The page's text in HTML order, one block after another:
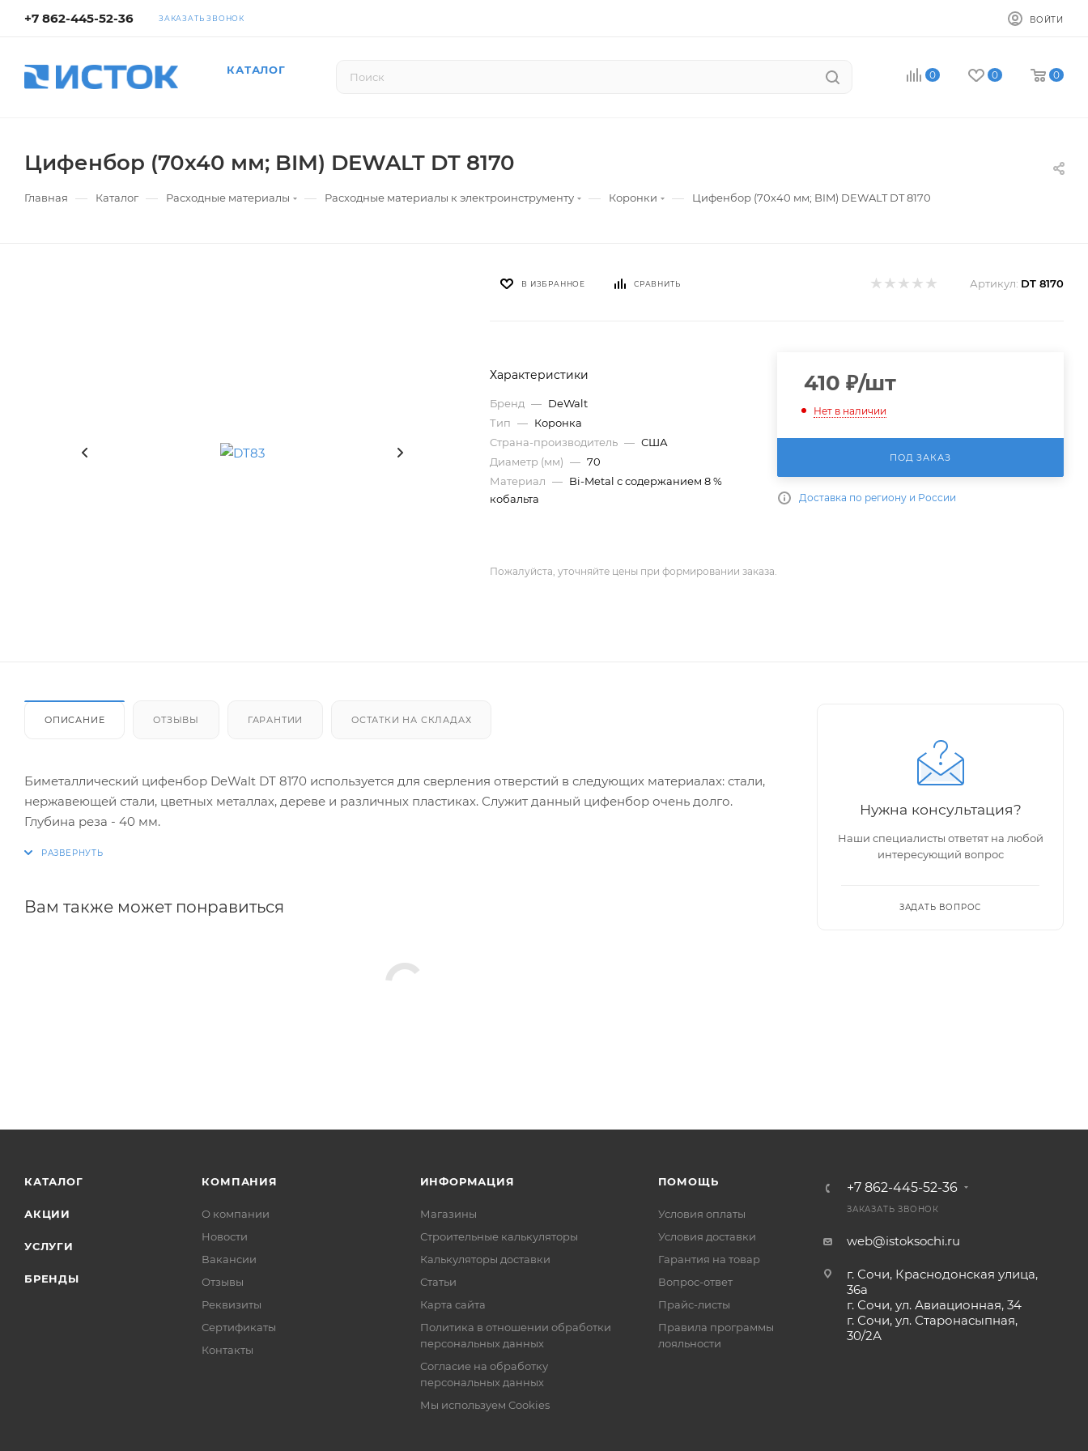
+7 862-445-52-36 ЗАКАЗАТЬ ЗВОНОК ВОЙТИ
КАТАЛОГ 0 0 0
Цифенбор (70х40 мм; BIM) DEWALT DT 8170
Главная — Каталог — Расходные материалы — Расходные материалы к электроинструменту — Коронки — Цифенбор (70х40 мм; BIM) DEWALT DT 8170
В ИЗБРАННОЕ СРАВНИТЬ Артикул: DT 8170
Характеристики
Бренд — DeWalt
Тип — Коронка
Страна-производитель — США
Диаметр (мм) — 70
Материал — Bi-Metal с содержанием 8 %
кобальта
410 ₽/шт
Нет в наличии
ПОД ЗАКАЗ
Доставка по региону и России
Пожалуйста, уточняйте цены при формировании заказа.
ОПИСАНИЕ ОТЗЫВЫ ГАРАНТИИ ОСТАТКИ НА СКЛАДАХ
Биметаллический цифенбор DeWalt DT 8170 используется для сверления отверстий в следующих материалах: стали,
нержавеющей стали, цветных металлах, дереве и различных пластиках. Служит данный цифенбор очень долго.
Глубина реза - 40 мм.
Вам также может понравиться
Нужна консультация?
Наши специалисты ответят на любой
интересующий вопрос
ЗАДАТЬ ВОПРОС
КАТАЛОГ
АКЦИИ
УСЛУГИ
БРЕНДЫ
КОМПАНИЯ
О компании
Новости
Вакансии
Отзывы
Реквизиты
Сертификаты
Контакты
ИНФОРМАЦИЯ
Магазины
Строительные калькуляторы
Калькуляторы доставки
Статьи
Карта сайта
Политика в отношении обработки
персональных данных
Согласие на обработку
персональных данных
Мы используем Cookies
ПОМОЩЬ
Условия оплаты
Условия доставки
Гарантия на товар
Вопрос-ответ
Прайс-листы
Правила программы
лояльности
+7 862-445-52-36
ЗАКАЗАТЬ ЗВОНОК
web@istoksochi.ru
г. Сочи, Краснодонская улица,
36а
г. Сочи, ул. Авиационная, 34
г. Сочи, ул. Старонасыпная,
30/2А